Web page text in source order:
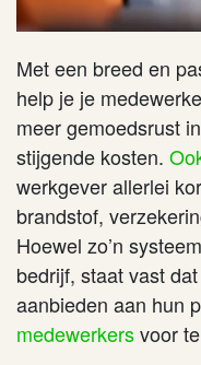
Met een breed en
help je je
meer gemoedsrust
stijgende kosten.
werkgever allerlei
brandstof,
Hoewel zo’n
bedrijf, staat vast
aanbieden aan hun
medewerkersvoor